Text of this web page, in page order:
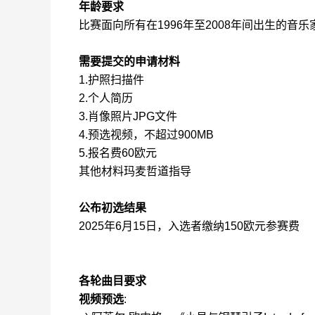
年龄要求
比赛面向所有在1996年至2008年间出生的音乐
需要提交的申请材料
1.护照扫描件
2.个人简历
3.肖像照片JPG文件
4.预选视频，不超过900MB
5.报名费60欧元
其他材料玛麦哲道指导
公布初选结果
2025年6月 15 日，入选者缴纳150欧元参赛费
各轮曲目要求
视频预选: